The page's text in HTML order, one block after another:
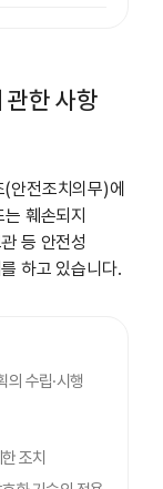
관한 사항
(안전조치의무)에
훼손되지
등 안전성
하고 있습니다.
의 수립·시행
조치